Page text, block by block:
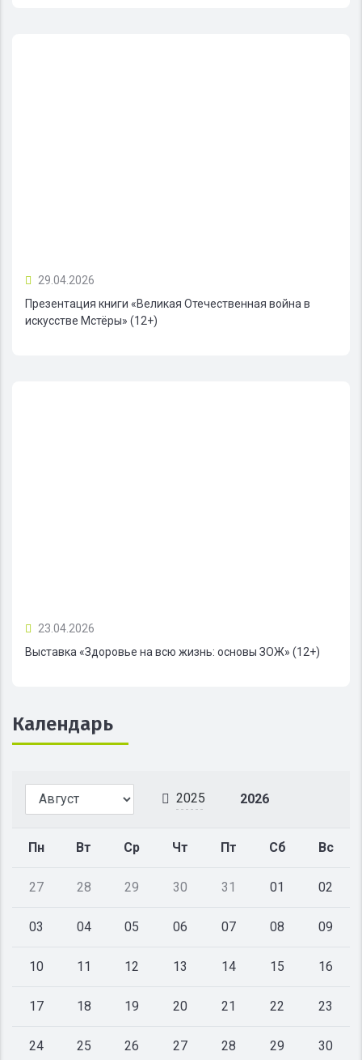
29.04.2026
Презентация книги «Великая Отечественная война в
искусстве Мстёры» (12+)
23.04.2026
Выставка «Здоровье на всю жизнь: основы ЗОЖ» (12+)
Календарь
2025 2026
Пн Вт Ср Чт Пт Сб Вс
27 28 29 30 31 01 02
03 04 05 06 07 08 09
10 11 12 13 14 15 16
17 18 19 20 21 22 23
24 25 26 27 28 29 30